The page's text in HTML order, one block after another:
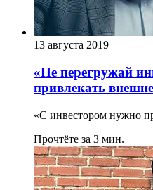
13 августа 2019
«Не перегружай
привлекать
«С инвестором нужно
Прочтёте за 3 мин.